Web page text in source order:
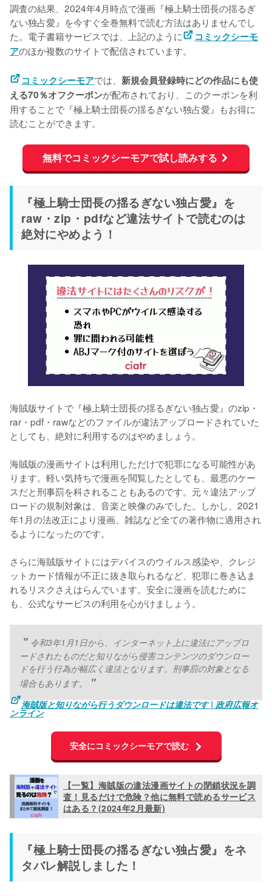
調査の結果、2024年4月時点で漫画『極上騎士団長の揺るぎ
ない独占愛』を今すぐ全巻無料で読む方法はありませんでし
た。電子書籍サービスでは、上記のように
コミックシーモ
アのほか複数のサイトで配信されています。
コミックシーモアでは、 新規会員登録時にどの作品にも使
える70％オフクーポンが配布されており、このクーポンを利
用することで『極上騎士団長の揺るぎない独占愛』もお得に
読むことができます。
無料でコミックシーモアで試し読みする
『極上騎士団長の揺るぎない独占愛』を
raw・zip・pdfなど違法サイトで読むのは
絶対にやめよう！
海賊版サイトで『極上騎士団長の揺るぎない独占愛』のzip・
rar・pdf・rawなどのファイルが違法アップロードされていた
としても、絶対に利用するのはやめましょう。
海賊版の漫画サイトは利用しただけで犯罪になる可能性があ
ります。軽い気持ちで漫画を閲覧したとしても、最悪のケー
スだと刑事罰を科されることもあるのです。元々違法アップ
ロードの規制対象は、音楽と映像のみでした。しかし、2021
年1月の法改正により漫画、雑誌など全ての著作物に適用され
るようになったのです。
さらに海賊版サイトにはデバイスのウイルス感染や、クレジ
ットカード情報が不正に抜き取られるなど、犯罪に巻き込ま
れるリスクさえはらんでいます。安全に漫画を読むために
も、公式なサービスの利用を心がけましょう。
令和3年1月1日から、インターネット上に違法にアップロ
ードされたものだと知りながら侵害コンテンツのダウンロー
ドを行う行為が幅広く違法となります。刑事罰の対象となる
場合もあります。
海賊版と知りながら行うダウンロードは違法です | 政府広報オ
ンライン
安全にコミックシーモアで読む
【一覧】海賊版の違法漫画サイトの閉鎖状況を調
査！見るだけで危険？他に無料で読めるサービス
はある？(2024年2月最新)
『極上騎士団長の揺るぎない独占愛』をネ
タバレ解説しました！